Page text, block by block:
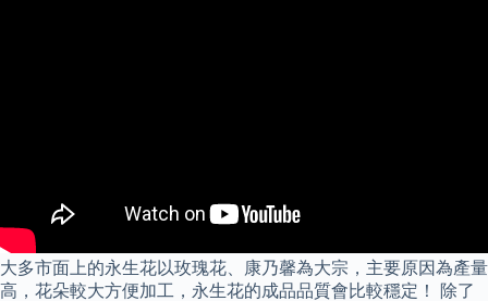
大多市面上的永生花以玫瑰花、康乃馨為大宗，主要原因為產量
高，花朵較大方便加工，永生花的成品品質會比較穩定！ 除了